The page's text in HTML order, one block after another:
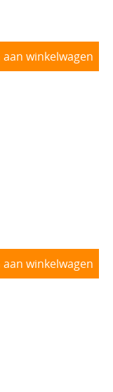
winkelwagen
winkelwagen